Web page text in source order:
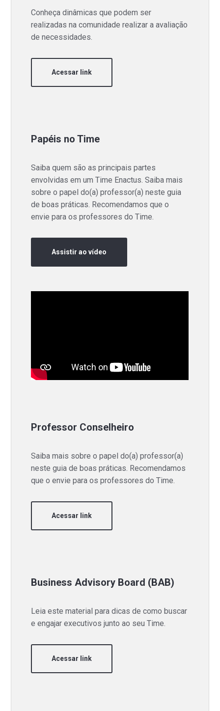
Conheça dinâmicas que podem ser
realizadas na comunidade realizar a avaliação
de necessidades.
Acessar link
Papéis no Time
Saiba quem são as principais partes
envolvidas em um Time Enactus. Saiba mais
sobre o papel do(a) professor(a) neste guia
de boas práticas. Recomendamos que o
envie para os professores do Time.
Assistir ao vídeo
Professor Conselheiro
Saiba mais sobre o papel do(a) professor(a)
neste guia de boas práticas. Recomendamos
que o envie para os professores do Time.
Acessar link
Business Advisory Board (BAB)
Leia este material para dicas de como buscar
e engajar executivos junto ao seu Time.
Acessar link